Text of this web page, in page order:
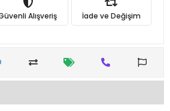
Alışveriş İade ve Değişim